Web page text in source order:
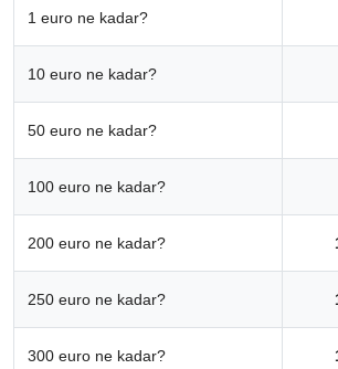
1 euro ne kadar?
10 euro ne kadar?
50 euro ne kadar?
100 euro ne kadar?
200 euro ne kadar?
250 euro ne kadar?
300 euro ne kadar?